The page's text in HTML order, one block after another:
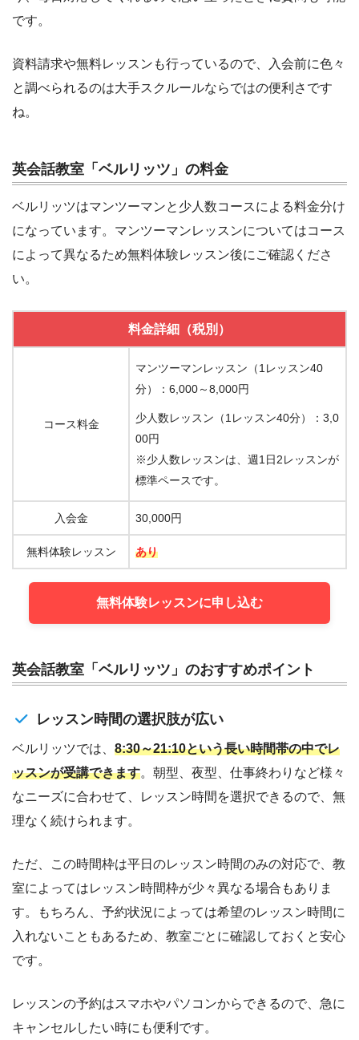
です。
資料請求や無料レッスンも行っているので、入会前に色々
と調べられるのは大手スクルールならではの便利さです
ね。
英会話教室「ベルリッツ」の料金
ベルリッツはマンツーマンと少人数コースによる料金分け
になっています。マンツーマンレッスンについてはコース
によって異なるため無料体験レッスン後にご確認くださ
い。
料金詳細（税別）
コース料金
マンツーマンレッスン（1レッスン40
分）：6,000～8,000円
少人数レッスン（1レッスン40分）：3,0
00円
※少人数レッスンは、週1日2レッスンが
標準ペースです。
入会金 30,000円
無料体験レッスン あり
無料体験レッスンに申し込む
英会話教室「ベルリッツ」のおすすめポイント
レッスン時間の選択肢が広い
ベルリッツでは、 8:30～21:10という長い時間帯の中でレ
ッスンが受講できます。朝型、夜型、仕事終わりなど様々
なニーズに合わせて、レッスン時間を選択できるので、無
理なく続けられます。
ただ、この時間枠は平日のレッスン時間のみの対応で、教
室によってはレッスン時間枠が少々異なる場合もありま
す。もちろん、予約状況によっては希望のレッスン時間に
入れないこともあるため、教室ごとに確認しておくと安心
です。
レッスンの予約はスマホやパソコンからできるので、急に
キャンセルしたい時にも便利です。